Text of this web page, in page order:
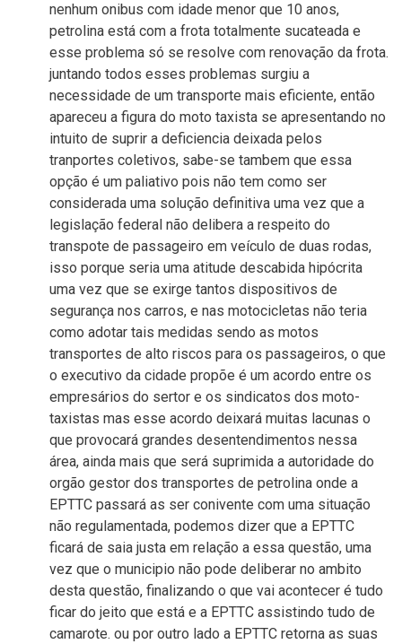
nenhum onibus com idade menor que 10 anos,
petrolina está com a frota totalmente sucateada e
esse problema só se resolve com renovação da frota.
juntando todos esses problemas surgiu a
necessidade de um transporte mais eficiente, então
apareceu a figura do moto taxista se apresentando no
intuito de suprir a deficiencia deixada pelos
tranportes coletivos, sabe-se tambem que essa
opção é um paliativo pois não tem como ser
considerada uma solução definitiva uma vez que a
legislação federal não delibera a respeito do
transpote de passageiro em veículo de duas rodas,
isso porque seria uma atitude descabida hipócrita
uma vez que se exirge tantos dispositivos de
segurança nos carros, e nas motocicletas não teria
como adotar tais medidas sendo as motos
transportes de alto riscos para os passageiros, o que
o executivo da cidade propõe é um acordo entre os
empresários do sertor e os sindicatos dos moto-
taxistas mas esse acordo deixará muitas lacunas o
que provocará grandes desentendimentos nessa
área, ainda mais que será suprimida a autoridade do
orgão gestor dos transportes de petrolina onde a
EPTTC passará as ser conivente com uma situação
não regulamentada, podemos dizer que a EPTTC
ficará de saia justa em relação a essa questão, uma
vez que o municipio não pode deliberar no ambito
desta questão, finalizando o que vai acontecer é tudo
ficar do jeito que está e a EPTTC assistindo tudo de
camarote. ou por outro lado a EPTTC retorna as suas